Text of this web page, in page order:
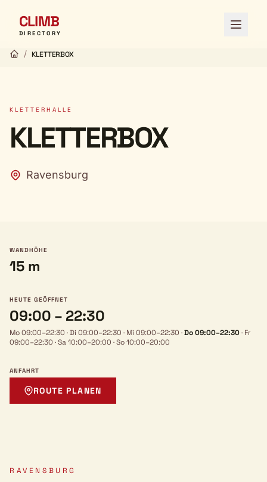
CLIMB
DIRECTORY Menü
/ KLETTERBOX
KLETTERHALLE
KLETTERBOX
Ravensburg
WANDHÖHE
15 m
HEUTE GEÖFFNET
09:00 – 22:30
Mo 09:00–22:30 ·Di 09:00–22:30 · Mi 09:00–22:30 ·Do 09:00–22:30· Fr
09:00–22:30 ·Sa 10:00–20:00 ·So 10:00–20:00
ANFAHRT
ROUTE PLANEN
RAVENSBURG